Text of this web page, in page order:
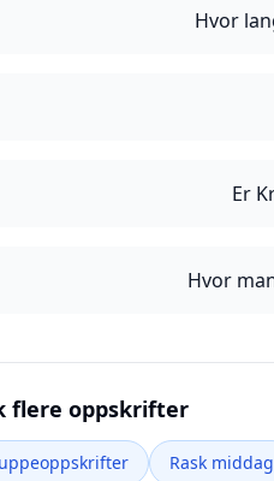
Hvor
Er
Hvor
flere oppskrifter
Rask middag